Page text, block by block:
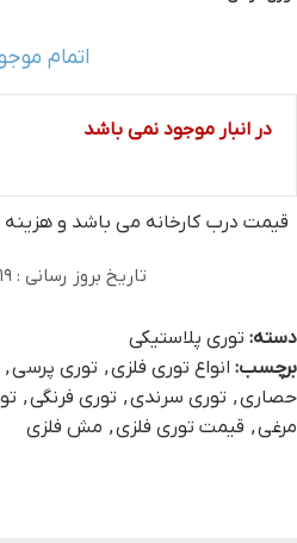
اتمام
در انبار موجود نمی باشد
قیمت درب کارخانه می‏ باشد و
تاریخ بروز رسانی : ۱۹ مرداد ۱۴۰۵
دسته: توری پلاستیکی
برچسب: انواع توری فلزی, توری پرسی,
حصاری, توری سرندی, توری فرنگی,
مرغی, قیمت توری فلزی, مش فلزی